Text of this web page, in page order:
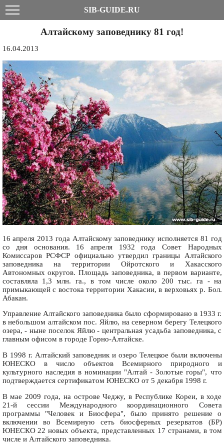
SIB-GUIDE.RU
Алтайскому заповеднику 81 год!
16.04.2013
16 апреля 2013 года Алтайскому заповеднику исполняется 81 год
со дня основания. 16 апреля 1932 года Совет Народных
Комиссаров РСФСР официально утвердил границы Алтайского
заповедника на территории Ойротского и Хакасского
Автономных округов. Площадь заповедника, в первом варианте,
составляла 1,3 млн. га., в том числе около 200 тыс. га - на
примыкающей с востока территории Хакасии, в верховьях р. Бол.
Абакан.
Управление Алтайского заповедника было сформировано в 1933 г.
в небольшом алтайском пос. Яйлю, на северном берегу Телецкого
озера, - ныне поселок Яйлю - центральная усадьба заповедника, с
главным офисом в городе Горно-Алтайске.
В 1998 г. Алтайский заповедник и озеро Телецкое были включены
ЮНЕСКО в число объектов Всемирного природного и
культурного наследия в номинации "Алтай - Золотые горы", что
подтверждается сертификатом ЮНЕСКО от 5 декабря 1998 г.
В мае 2009 года, на острове Чеджу, в Республике Кореи, в ходе
21-й сессии Международного координационного Совета
программы "Человек и Биосфера", было принято решение о
включении во Всемирную сеть биосферных резерватов (БР)
ЮНЕСКО 22 новых объекта, представленных 17 странами, в том
числе и Алтайского заповедника.